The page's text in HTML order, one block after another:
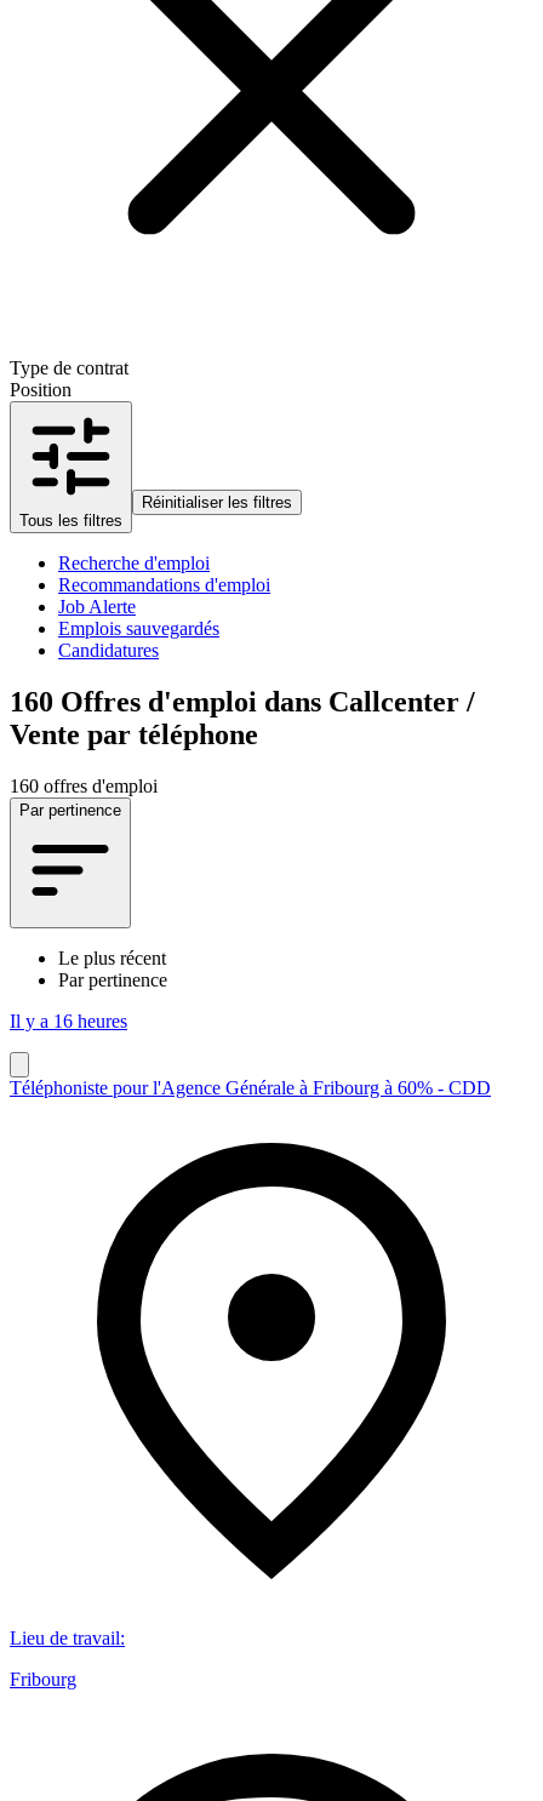
Type de contrat
Position
Tous les filtres
Réinitialiser les filtres
Recherche d'emploi
Recommandations d'emploi
Job Alerte
Emplois sauvegardés
Candidatures
160 Offres d'emploi dans Callcenter /
Vente par téléphone
160 offres d'emploi
Par pertinence
Le plus récent
Par pertinence
Il y a 16 heures
Téléphoniste pour l'Agence Générale à Fribourg à 60% - CDD
Lieu de travail:
Fribourg